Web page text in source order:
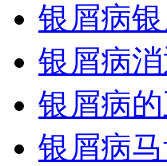
银屑病
银屑病
银屑病
银屑病